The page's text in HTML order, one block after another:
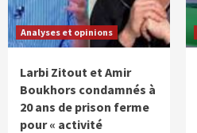
Analyses et opinions
Larbi Zitout et Amir
Boukhors condamnés à
20 ans de prison ferme
pour « activité